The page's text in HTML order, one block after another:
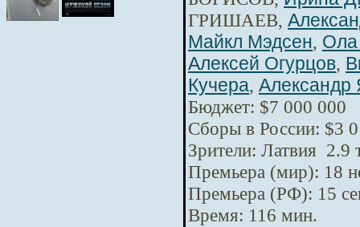
ГРИШАЕВ,
Майкл Мэдсен, Ола
Алексей Огурцов,
Кучера, Александр
Бюджет: $7 000 000
Сборы в России: $3
Зрители: Латвия 2.9
Премьера (мир): 18
Премьера (РФ): 15
Время: 116 мин.